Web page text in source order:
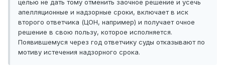
целью не дать тому отменить заочное решение и усечь
апелляционные и надзорные сроки, включает в иск
второго ответчика (ЦОН, например) и получает очное
решение в свою пользу, которое исполняется.
Появившемуся через год ответчику суды отказывают по
мотиву истечения надзорного срока.